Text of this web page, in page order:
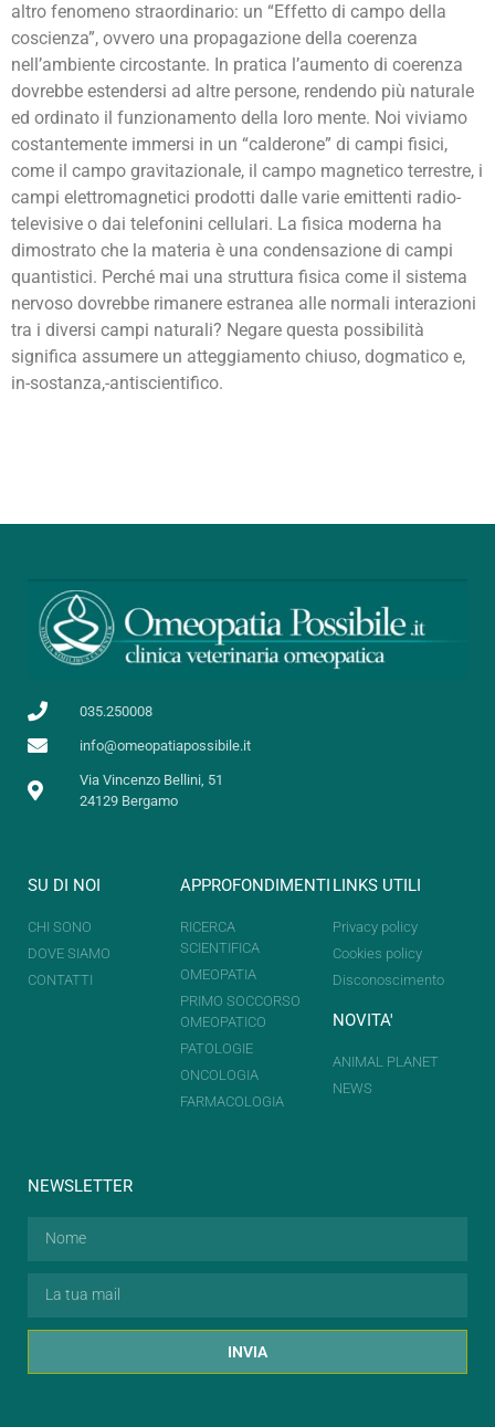
altro fenomeno straordinario: un “Effetto di campo della
coscienza”, ovvero una propagazione della coerenza
nell’ambiente circostante. In pratica l’aumento di coerenza
dovrebbe estendersi ad altre persone, rendendo più naturale
ed ordinato il funzionamento della loro mente. Noi viviamo
costantemente immersi in un “calderone” di campi fisici,
come il campo gravitazionale, il campo magnetico terrestre, i
campi elettromagnetici prodotti dalle varie emittenti radio-
televisive o dai telefonini cellulari. La fisica moderna ha
dimostrato che la materia è una condensazione di campi
quantistici. Perché mai una struttura fisica come il sistema
nervoso dovrebbe rimanere estranea alle normali interazioni
tra i diversi campi naturali? Negare questa possibilità
significa assumere un atteggiamento chiuso, dogmatico e,
in-sostanza,-antiscientifico.
035.250008
info@omeopatiapossibile.it
Via Vincenzo Bellini, 51
24129 Bergamo
SU DI NOI
CHI SONO
DOVE SIAMO
CONTATTI
APPROFONDIMENTI
RICERCA
SCIENTIFICA
OMEOPATIA
PRIMO SOCCORSO
OMEOPATICO
PATOLOGIE
ONCOLOGIA
FARMACOLOGIA
LINKS UTILI
Privacy policy
Cookies policy
Disconoscimento
NOVITA'
ANIMAL PLANET
NEWS
NEWSLETTER
INVIA